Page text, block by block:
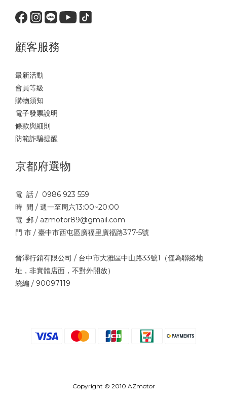
顧客服務
最新活動
會員等級
購物須知
電子發票說明
條款與細則
防範詐騙提醒
京都府選物
電 話 / 0986 923 559
時 間 / 週一至周六13:00~20:00
電 郵 / azmotor89@gmail.com
門 市 / 臺中市西屯區廣福里廣福路377-5號
晉澤行銷有限公司 / 台中市大雅區中山路33號1（僅為聯絡地
址，非實體店面，不對外開放）
統編 / 90097119
Copyright © 2010 AZmotor